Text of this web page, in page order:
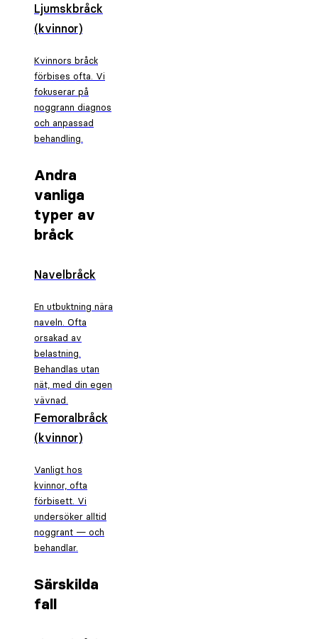
Ljumskbråck
(kvinnor)
Kvinnors bråck
förbises ofta. Vi
fokuserar på
noggrann diagnos
och anpassad
behandling.
Andra
vanliga
typer av
bråck
Navelbråck
En utbuktning nära
naveln. Ofta
orsakad av
belastning.
Behandlas utan
nät, med din egen
vävnad.
Femoralbråck
(kvinnor)
Vanligt hos
kvinnor, ofta
förbisett. Vi
undersöker alltid
noggrant — och
behandlar.
Särskilda
fall